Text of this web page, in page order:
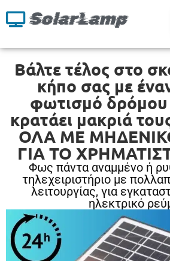
SolarLamp
Βάλτε τέλος στο
κήπο σας με
φωτισμό δρόμου
κρατάει μακριά
ΟΛΑ ΜΕ
ΓΙΑ ΤΟ
Φως πάντα αναμμένο ή
τηλεχειριστήριο με
λειτουργίας, για
ηλεκτρικό